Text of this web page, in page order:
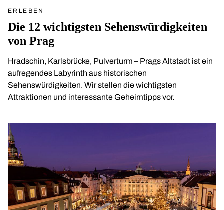
ERLEBEN
Die 12 wichtigsten Sehenswürdigkeiten
von Prag
Hradschin, Karlsbrücke, Pulverturm – Prags Altstadt ist ein
aufregendes Labyrinth aus historischen
Sehenswürdigkeiten. Wir stellen die wichtigsten
Attraktionen und interessante Geheimtipps vor.